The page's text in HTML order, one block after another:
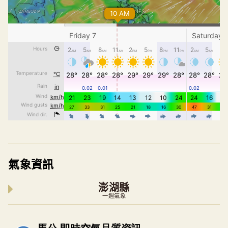
氣象資訊
澎湖縣
一週氣象